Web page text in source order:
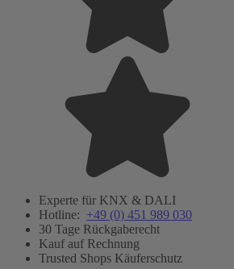
Experte für KNX & DALI
Hotline: +49 (0) 451 989 030
30 Tage Rückgaberecht
Kauf auf Rechnung
Trusted Shops Käuferschutz